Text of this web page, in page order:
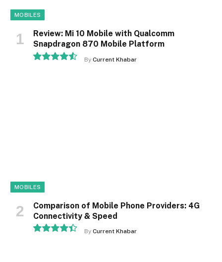
MOBILES
Review: Mi 10 Mobile with Qualcomm
Snapdragon 870 Mobile Platform
By Current Khabar
MOBILES
Comparison of Mobile Phone Providers: 4G
Connectivity & Speed
By Current Khabar